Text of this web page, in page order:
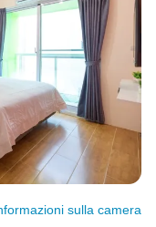
sulla camera